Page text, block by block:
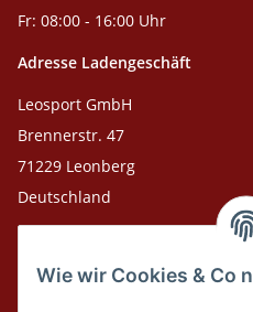
Wie wir Cookies & Co
Fr: 08:00 - 16:00 Uhr
Adresse Ladengeschäft
Leosport GmbH
Brennerstr. 47
71229 Leonberg
Deutschland
Leosport GmbH